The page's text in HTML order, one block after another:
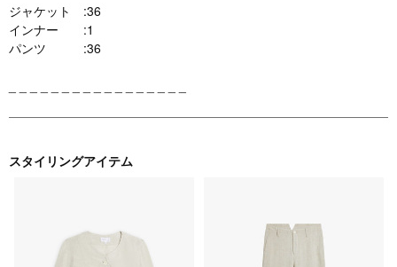
ジャケット :36
インナー :1
パンツ :36
スタイリングアイテム